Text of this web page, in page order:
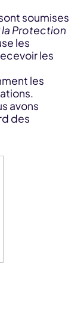
soumises
la Protection
les
les
les
avons
des